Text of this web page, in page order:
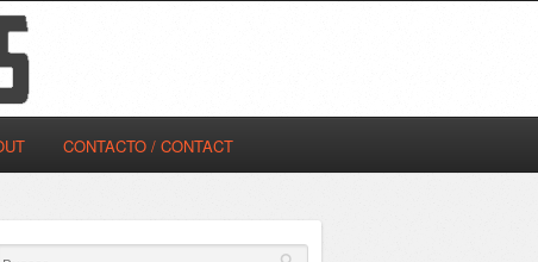
CONTACTO / CONTACT